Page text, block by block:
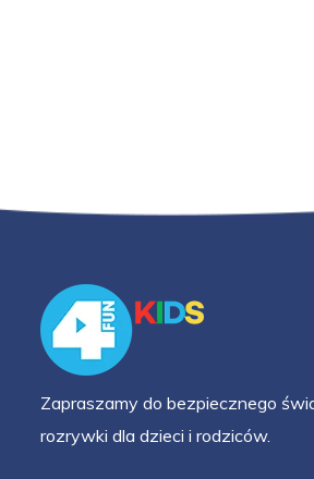
Zapraszamy do bezpiecznego
rozrywki dla dzieci i rodziców.